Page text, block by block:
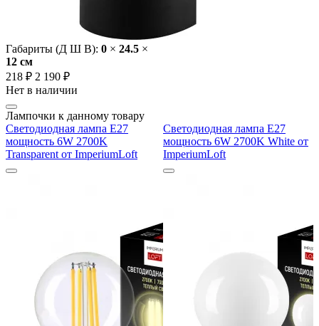
Габариты (Д Ш В): 0 × 24.5 ×
12 cм
218 ₽ 2 190 ₽
Нет в наличии
Лампочки к данному товару
Светодиодная лампа E27
мощность 6W 2700K
Transparent от ImperiumLoft
Светодиодная лампа E27
мощность 6W 2700K White от
ImperiumLoft